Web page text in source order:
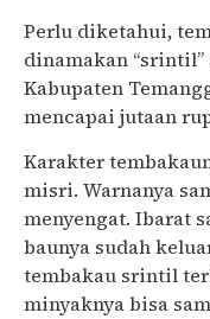
Perlu diketahui,
dinamakan
Kabupaten
mencapai jutaan
Karakter
misri. Warnanya
menyengat. Ibarat
baunya sudah
tembakau srintil
minyaknya bisa